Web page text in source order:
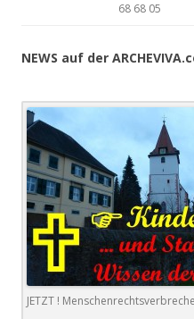
68 68 05
NEWS auf der ARCHEVIVA
JETZT !